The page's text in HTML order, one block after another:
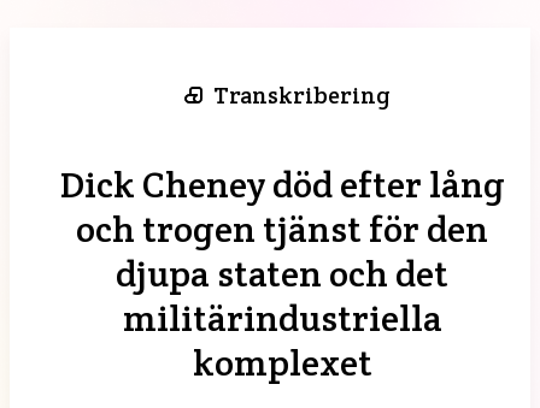
Transkribering
Dick Cheney död efter lång
och trogen tjänst för den
djupa staten och det
militärindustriella
komplexet